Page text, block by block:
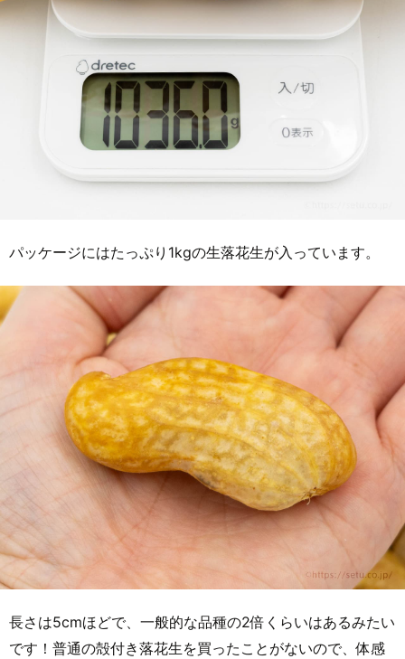
パッケージにはたっぷり1kgの生落花生が入っています。
長さは5cmほどで、一般的な品種の2倍くらいはあるみたい
です！普通の殻付き落花生を買ったことがないので、体感